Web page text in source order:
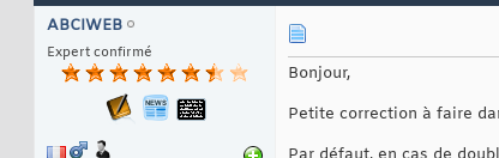
ABCIWEB
Expert confirmé
Bonjour,
Petite correction à faire